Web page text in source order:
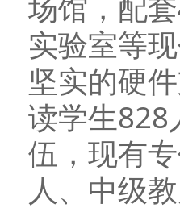
场馆，配
实验室等
坚实的硬
读学生828
伍，现有
人、中级